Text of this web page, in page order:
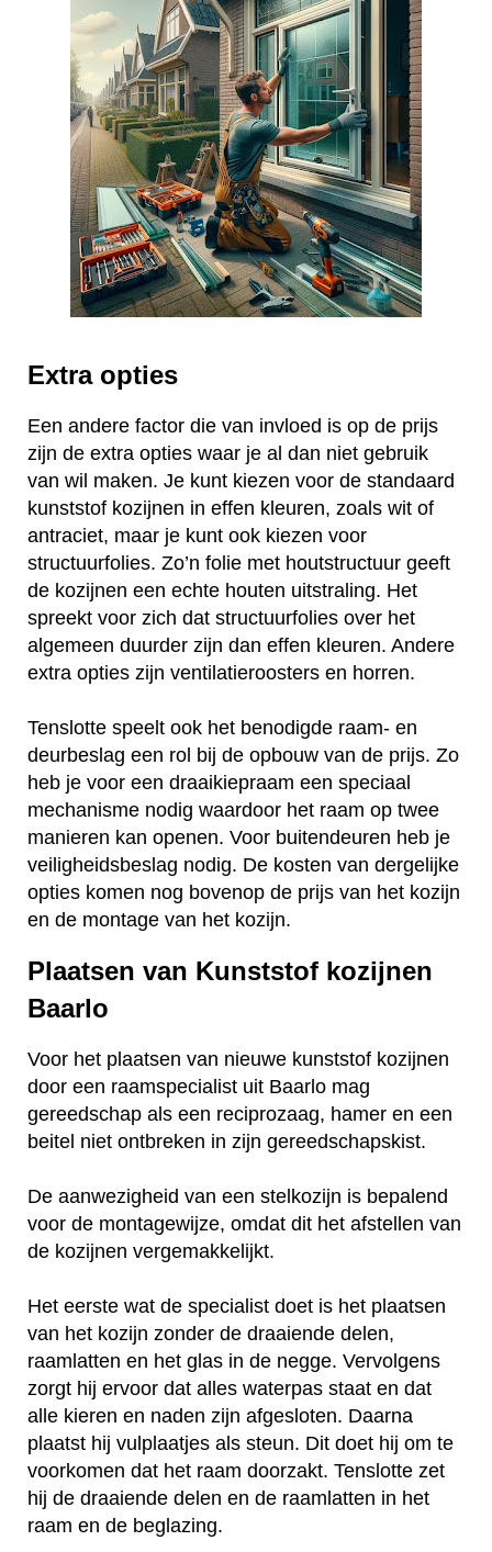
Extra opties
Een andere factor die van invloed is op de prijs
zijn de extra opties waar je al dan niet gebruik
van wil maken. Je kunt kiezen voor de standaard
kunststof kozijnen in effen kleuren, zoals wit of
antraciet, maar je kunt ook kiezen voor
structuurfolies. Zo’n folie met houtstructuur geeft
de kozijnen een echte houten uitstraling. Het
spreekt voor zich dat structuurfolies over het
algemeen duurder zijn dan effen kleuren. Andere
extra opties zijn ventilatieroosters en horren.
Tenslotte speelt ook het benodigde raam- en
deurbeslag een rol bij de opbouw van de prijs. Zo
heb je voor een draaikiepraam een speciaal
mechanisme nodig waardoor het raam op twee
manieren kan openen. Voor buitendeuren heb je
veiligheidsbeslag nodig. De kosten van dergelijke
opties komen nog bovenop de prijs van het kozijn
en de montage van het kozijn.
Plaatsen van Kunststof kozijnen
Baarlo
Voor het plaatsen van nieuwe kunststof kozijnen
door een raamspecialist uit Baarlo mag
gereedschap als een reciprozaag, hamer en een
beitel niet ontbreken in zijn gereedschapskist.
De aanwezigheid van een stelkozijn is bepalend
voor de montagewijze, omdat dit het afstellen van
de kozijnen vergemakkelijkt.
Het eerste wat de specialist doet is het plaatsen
van het kozijn zonder de draaiende delen,
raamlatten en het glas in de negge. Vervolgens
zorgt hij ervoor dat alles waterpas staat en dat
alle kieren en naden zijn afgesloten. Daarna
plaatst hij vulplaatjes als steun. Dit doet hij om te
voorkomen dat het raam doorzakt. Tenslotte zet
hij de draaiende delen en de raamlatten in het
raam en de beglazing.